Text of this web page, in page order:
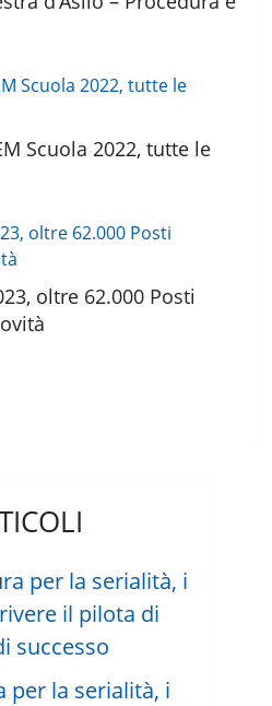
Scuola 2022, tutte le
oltre 62.000 Posti
per la serialità, i